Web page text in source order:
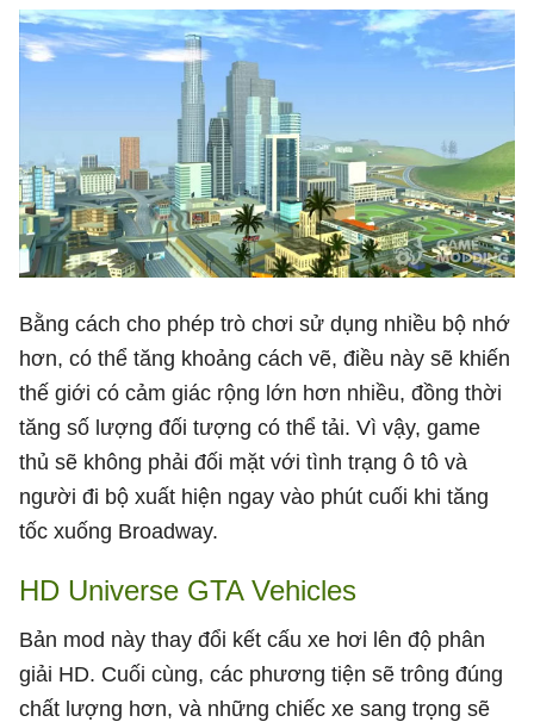
Bằng cách cho phép trò chơi sử dụng nhiều bộ nhớ
hơn, có thể tăng khoảng cách vẽ, điều này sẽ khiến
thế giới có cảm giác rộng lớn hơn nhiều, đồng thời
tăng số lượng đối tượng có thể tải. Vì vậy, game
thủ sẽ không phải đối mặt với tình trạng ô tô và
người đi bộ xuất hiện ngay vào phút cuối khi tăng
tốc xuống Broadway.
HD Universe GTA Vehicles
Bản mod này thay đổi kết cấu xe hơi lên độ phân
giải HD. Cuối cùng, các phương tiện sẽ trông đúng
chất lượng hơn, và những chiếc xe sang trọng sẽ